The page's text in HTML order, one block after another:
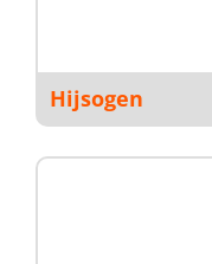
Hijsogen